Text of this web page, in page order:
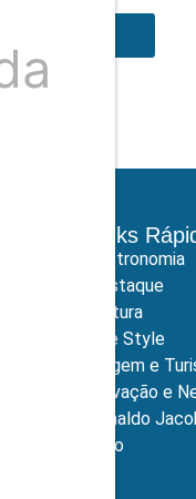
Links
Gastronomia
Destaque
Cultura
Life Style
Viagem e
Inovação e
Ronaldo
Agro